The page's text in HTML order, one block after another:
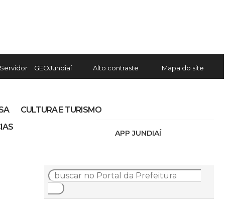
GEOJundiaí Alto contraste Mapa do site
APP JUNDIAÍ
CULTURA E TURISMO